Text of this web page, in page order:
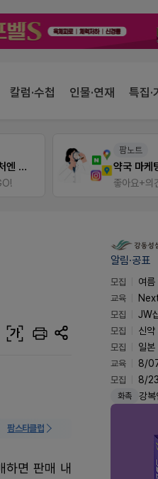
칼럼·수첩 인물·연재 특집·
약국 마케팅 성공사례
좋아요+의견남기면 쿠폰 증정
가
팜스타클럽
하면 판매 내
알림·공표
모집
여
교육
모집
JW
모집
신
모집
일
교육
8/
모집
8/
화촉 강